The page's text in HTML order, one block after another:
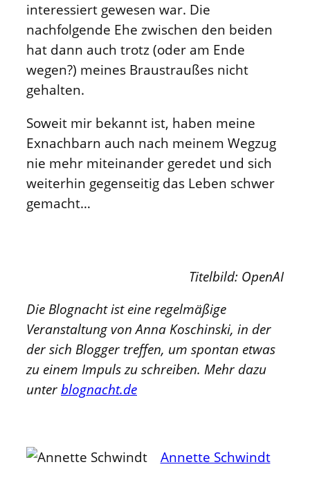
interessiert gewesen war. Die
nachfolgende Ehe zwischen den beiden
hat dann auch trotz (oder am Ende
wegen?) meines Braustraußes nicht
gehalten.
Soweit mir bekannt ist, haben meine
Exnachbarn auch nach meinem Wegzug
nie mehr miteinander geredet und sich
weiterhin gegenseitig das Leben schwer
gemacht…
Titelbild: OpenAI
Die Blognacht ist eine regelmäßige
Veranstaltung von Anna Koschinski, in der
der sich Blogger treffen, um spontan etwas
zu einem Impuls zu schreiben. Mehr dazu
unter blognacht.de
Annette Schwindt